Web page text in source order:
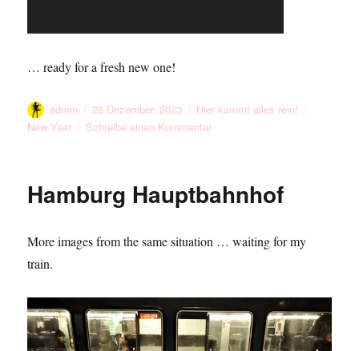
… ready for a fresh new one!
Autor
admin
Veröffentlicht
am
28 Dezember, 2023 Kategorien
Hier kommt alles rein!
New Year
Schreibe einen Kommentarzu
Over
Hamburg Hauptbahnhof
More images from the same situation … waiting for my
train.